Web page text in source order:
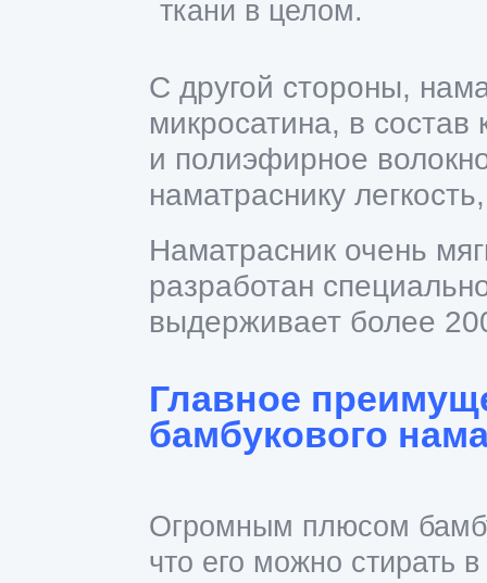
ткани в целом.
С другой стороны,
микросатина, в состав
и полиэфирное
наматраснику
Наматрасник очень
разработан
выдерживает более
Главное
бамбукового
Огромным плюсом
что его можно стирать